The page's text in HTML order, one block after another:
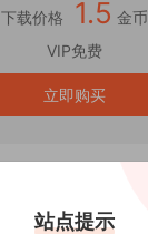
下载价格 1.5 金币
VIP免费
立即购买
下载价格 1.5
站点提示